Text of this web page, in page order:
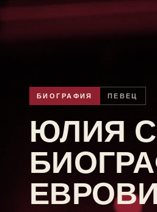
БИОГРАФИЯ ПЕВЕЦ
ЮЛИЯ